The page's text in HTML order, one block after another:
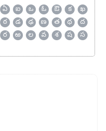
ఏ ఐ ఒ ఓ ఔ క
ఖ
ఠ డ ఢ ణ త థ
ద
ర ఱ ల వ శ ష
స